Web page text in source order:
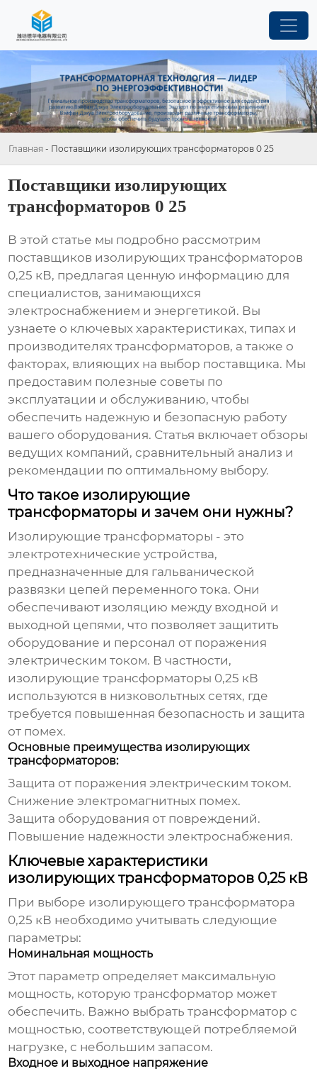
Главная - Поставщики изолирующих трансформаторов 0 25
Поставщики изолирующих
трансформаторов 0 25
В этой статье мы подробно рассмотрим
поставщиков изолирующих трансформаторов
0,25 кВ, предлагая ценную информацию для
специалистов, занимающихся
электроснабжением и энергетикой. Вы
узнаете о ключевых характеристиках, типах и
производителях трансформаторов, а также о
факторах, влияющих на выбор поставщика. Мы
предоставим полезные советы по
эксплуатации и обслуживанию, чтобы
обеспечить надежную и безопасную работу
вашего оборудования. Статья включает обзоры
ведущих компаний, сравнительный анализ и
рекомендации по оптимальному выбору.
Что такое изолирующие
трансформаторы и зачем они нужны?
Изолирующие трансформаторы - это
электротехнические устройства,
предназначенные для гальванической
развязки цепей переменного тока. Они
обеспечивают изоляцию между входной и
выходной цепями, что позволяет защитить
оборудование и персонал от поражения
электрическим током. В частности,
изолирующие трансформаторы 0,25 кВ
используются в низковольтных сетях, где
требуется повышенная безопасность и защита
от помех.
Основные преимущества изолирующих
трансформаторов:
Защита от поражения электрическим током.
Снижение электромагнитных помех.
Защита оборудования от повреждений.
Повышение надежности электроснабжения.
Ключевые характеристики
изолирующих трансформаторов 0,25 кВ
При выборе изолирующего трансформатора
0,25 кВ необходимо учитывать следующие
параметры:
Номинальная мощность
Этот параметр определяет максимальную
мощность, которую трансформатор может
обеспечить. Важно выбрать трансформатор с
мощностью, соответствующей потребляемой
нагрузке, с небольшим запасом.
Входное и выходное напряжение